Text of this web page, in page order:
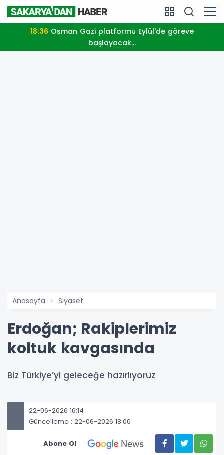
18:36
başlayacak...
Anasayfa Siyaset
Erdoğan; Rakiplerimiz
koltuk kavgasında
Biz Türkiye’yi geleceğe hazırlıyoruz
22-06-2026 16:14
Güncelleme : 22-06-2026 18:00
Abone Ol